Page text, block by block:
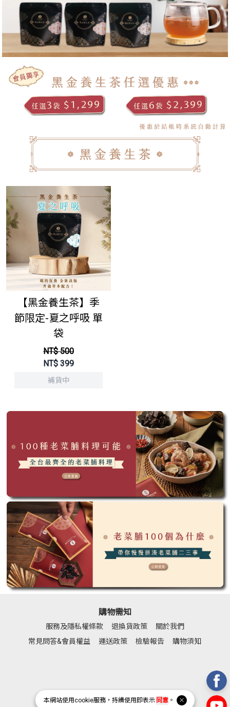
本網站使用cookie服務，持續使用即表示 同意。
【黑金養生茶】季
節限定-夏之呼吸 單
袋
NT$ 500
NT$ 399
補貨中
購物需知
服務及隱私權條款 退換貨政策
關於我們
常見問答&會員權益
運送政策 檢驗報告 購物須知
Facebook page
Instagram page
Line pageYoutube page